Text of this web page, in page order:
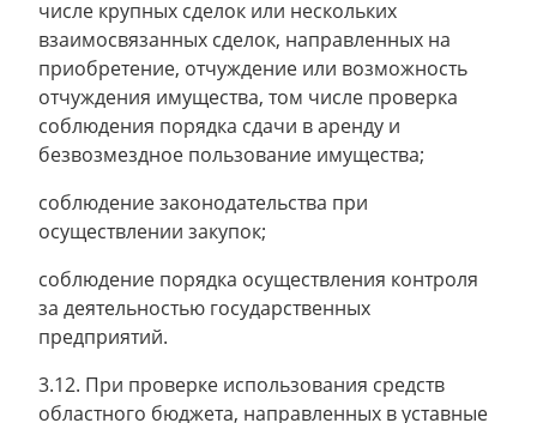
числе крупных сделок или нескольких
взаимосвязанных сделок, направленных на
приобретение, отчуждение или возможность
отчуждения имущества, том числе проверка
соблюдения порядка сдачи в аренду и
безвозмездное пользование имущества;
соблюдение законодательства при
осуществлении закупок;
соблюдение порядка осуществления контроля
за деятельностью государственных
предприятий.
3.12. При проверке использования средств
областного бюджета, направленных в уставные